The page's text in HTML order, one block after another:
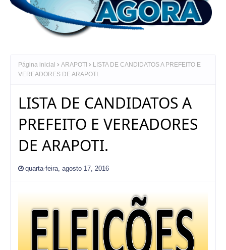
Página inicial ARAPOTI
LISTA DE CANDIDATOS A PREFEITO E
VEREADORES DE ARAPOTI.
LISTA DE CANDIDATOS A
PREFEITO E VEREADORES
DE ARAPOTI.
quarta-feira, agosto 17, 2016